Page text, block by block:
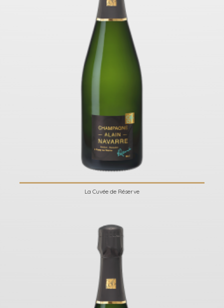
La Cuvée de Réserve